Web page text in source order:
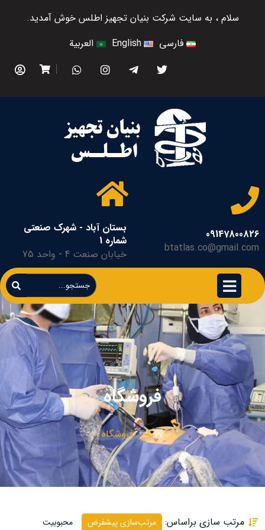
سلام ، به سایت شرکت بنیان تجهیز اطلس خوش آمدید.
فارسی
English العربية
09147800826
btatlas.co@gmail.com
بستان آباد - شهرک صنعتی
شماره 1
خیابان صنعت 4 - واحد 75
فروشگاه
فروشگاه
مرتب سازی براساس: مرتب‌سازی پیشفرض
محبوبیت